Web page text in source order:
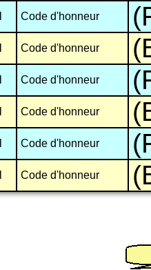
Code d'honneur
Code d'honneur
Code d'honneur
Code d'honneur
Code d'honneur
Code d'honneur